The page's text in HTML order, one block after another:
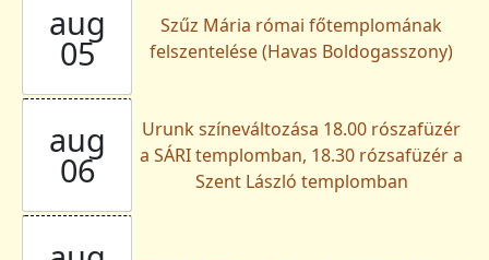
aug
05
Szűz Mária római főtemplomának
felszentelése (Havas Boldogasszony)
aug
06
Urunk színeváltozása 18.00 rószafüzér
a SÁRI templomban, 18.30 rózsafüzér a
Szent László templomban